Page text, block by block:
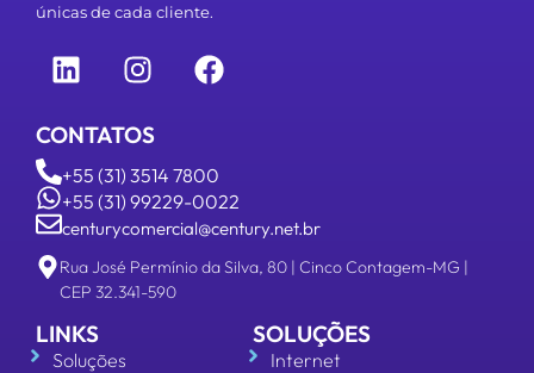
únicas de cada cliente.
CONTATOS
+55 (31) 3514 7800
+55 (31) 99229-0022
centurycomercial@century.net.br
Rua José Permínio da Silva, 80 | Cinco Contagem-MG |
CEP 32.341-590
LINKS
Soluções
SOLUÇÕES
Internet